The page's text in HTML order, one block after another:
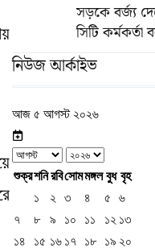
সড়কে বর্জ্য
সিটি কর্মকর্তা
নিউজ আর্কাইভ
আজ ৫ আগস্ট ২০২৬
শুক্রশনিরবিসোমমঙ্গল বুধ বৃহ
১
২ ৩ ৪ ৫
৬
৭
৮ ৯ ১০ ১১ ১২ ১৩
১৪
১৫ ১৬ ১৭ ১৮ ১৯ ২০